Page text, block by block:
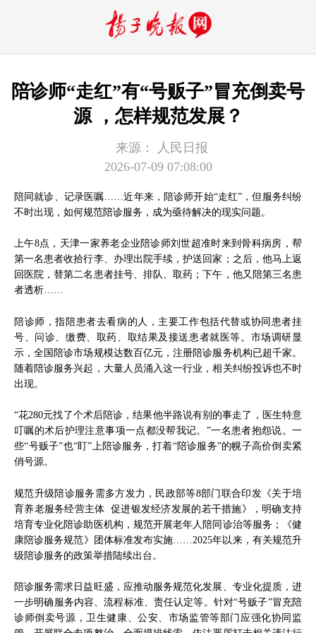
陪诊师“走红”有“号贩子”冒充倒卖号
源 ，怎样规范发展？
来源：
人民日报
2026-07-09 07:08:00
陪同就诊、记录医嘱……近年来，陪诊师开始“走红”，但服务纠纷
不时出现，如何规范陪诊服务，成为亟待解决的现实问题。
上午8点，天津一家养老企业陪诊师刘世超准时来到骨科病房，帮
第一名患者收拾行李、办理出院手续，护送回家；之后，他马上返
回医院，替第二名患者挂号、排队、取药；下午，他又陪第三名患
者透析……
陪诊师，指陪患者去看病的人，主要工作包括代替或协同患者挂
号、问诊、缴费、取药、取结果及接送患者就医等。市场调研显
示，全国陪诊市场规模达数百亿元，注册陪诊服务机构已超千家。
随着陪诊服务兴起，大量人员涌入这一行业，相关纠纷投诉也不时
出现。
“花280元找了个术后陪诊，结果他半路说有别的事走了，医生特意
叮嘱的术后护理注意事项一点都没帮我记。”一名患者抱怨说。一
些“号贩子”也“盯”上陪诊服务，打着“陪诊服务”的幌子高价倒卖紧
俏号源。
规范升级陪诊服务需多方发力，民政部等8部门联合印发《关于培
育养老服务经营主体 促进银发经济发展的若干措施》，明确支持
培育专业化陪诊助医机构，规范开展老年人陪同诊治等服务；《健
康陪诊服务规范》团体标准发布实施……2025年以来，有关规范升
级陪诊服务的政策举措陆续出台。
陪诊服务需求日益旺盛，应推动服务规范化发展、专业化提质，进
一步明确服务内容、流程标准、责任认定等。针对“号贩子”冒充陪
诊师倒卖号源，卫生健康、公安、市场监管等部门应强化协同监